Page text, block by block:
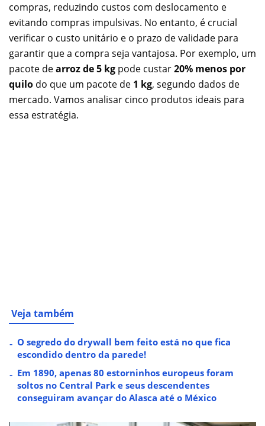
compras, reduzindo custos com deslocamento e
evitando compras impulsivas. No entanto, é crucial
verificar o custo unitário e o prazo de validade para
garantir que a compra seja vantajosa. Por exemplo, um
pacote dearroz de 5 kg pode custar20% menos por
quilo do que um pacote de 1 kg, segundo dados de
mercado. Vamos analisar cinco produtos ideais para
essa estratégia.
Veja também
O segredo do drywall bem feito está no que fica
escondido dentro da parede!
Em 1890, apenas 80 estorninhos europeus foram
soltos no Central Park e seus descendentes
conseguiram avançar do Alasca até o México